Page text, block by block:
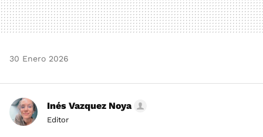
30 Enero 2026
Inés Vazquez Noya
Editor